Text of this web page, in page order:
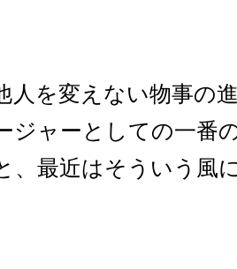
人を変えない物事の
ジャーとしての一番
、最近はそういう風